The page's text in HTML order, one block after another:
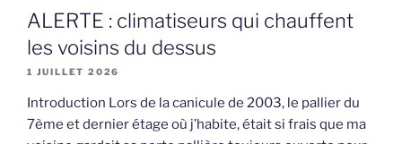
ALERTE : climatiseurs qui chauffent
les voisins du dessus
1 JUILLET 2026
Introduction Lors de la canicule de 2003, le pallier du
7ème et dernier étage où j’habite, était si frais que ma